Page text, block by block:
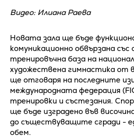
Видео: Илиана Раева
Новата зала ще бъде
комуникационно обвързана
тренировъчна база на
художествена гимнастика от
ще отговаря на последните
международната федерация
тренировки и състезания.
ще бъде изградено във
до съществуващите сгради -
обем.